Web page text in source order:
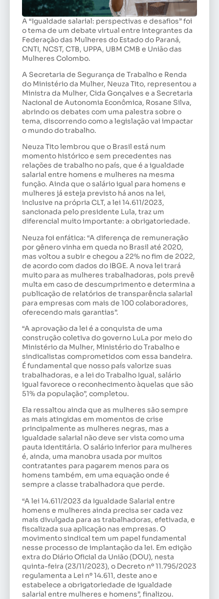
A “Igualdade salarial: perspectivas e desafios” foi
o tema de um debate virtual entre integrantes da
Federação das Mulheres do Estado do Paraná,
CNTI, NCST, CTB, UPPA, UBM CMB e União das
Mulheres Colombo.
A Secretaria de Segurança de Trabalho e Renda
do Ministério da Mulher, Neuza Tito, representou a
Ministra da Mulher, Cida Gonçalves e a Secretaria
Nacional de Autonomia Econômica, Rosane Silva,
abrindo os debates com uma palestra sobre o
tema, discorrendo como a legislação vai impactar
o mundo do trabalho.
Neuza Tito lembrou que o Brasil está num
momento histórico e sem precedentes nas
relações de trabalho no país, que é a igualdade
salarial entre homens e mulheres na mesma
função. Ainda que o salário igual para homens e
mulheres já esteja previsto há anos na lei,
inclusive na própria CLT, a lei 14.611/2023,
sancionada pelo presidente Lula, traz um
diferencial muito importante: a obrigatoriedade.
Neuza foi enfática: “A diferença de remuneração
por gênero vinha em queda no Brasil até 2020,
mas voltou a subir e chegou a 22% no fim de 2022,
de acordo com dados do IBGE. A nova lei trará
muito para as mulheres trabalhadoras, pois prevê
multa em caso de descumprimento e determina a
publicação de relatórios de transparência salarial
para empresas com mais de 100 colaboradores,
oferecendo mais garantias”.
“A aprovação da lei é a conquista de uma
construção coletiva do governo LuLa por meio do
Ministério da Mulher, Ministério do Trabalho e
sindicalistas comprometidos com essa bandeira.
É fundamental que nosso país valorize suas
trabalhadoras, e a lei do Trabalho Igual, salário
igual favorece o reconhecimento àquelas que são
51% da população”, completou.
Ela ressaltou ainda que as mulheres são sempre
as mais atingidas em momentos de crise
principalmente as mulheres negras, mas a
igualdade salarial não deve ser vista como uma
pauta identitária. O salário inferior para mulheres
é, ainda, uma manobra usada por muitos
contratantes para pagarem menos para os
homens também, em uma equação onde é
sempre a classe trabalhadora que perde.
“A lei 14.611/2023 da Igualdade Salarial entre
homens e mulheres ainda precisa ser cada vez
mais divulgada para as trabalhadoras, efetivada, e
fiscalizada sua aplicação nas empresas. O
movimento sindical tem um papel fundamental
nesse processo de implantação da lei. Em edição
extra do Diário Oficial da União (DOU), nesta
quinta-feira (23/11/2023), o Decreto nº 11.795/2023
regulamenta a Lei nº 14.611, deste ano e
estabelece a obrigatoriedade de igualdade
salarial entre mulheres e homens”, finalizou.